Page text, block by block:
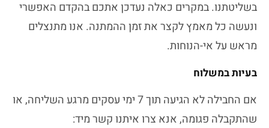
בשליטתנו. במקרים כאלה נעדכן אתכם בהקדם האפשרי
ונעשה כל מאמץ לקצר את זמן ההמתנה. אנו מתנצלים
מראש על אי-הנוחות.
בעיות במשלוח
אם החבילה לא הגיעה תוך 7 ימי עסקים מרגע השליחה, או
שהתקבלה פגומה, אנא צרו איתנו קשר מיד: